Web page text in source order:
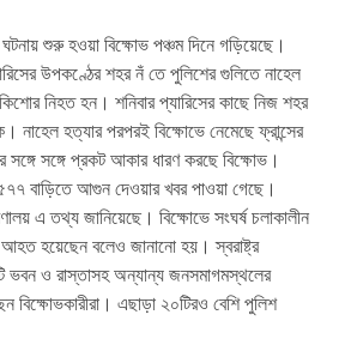
শুরু হওয়া বিক্ষোভ পঞ্চম দিনে গড়িয়েছে।
উপকণ্ঠের শহর নঁ তে পুলিশের গুলিতে নাহেল
নিহত হন। শনিবার প্যারিসের কাছে নিজ শহর
নাহেল হত্যার পরপরই বিক্ষোভে নেমেছে ফ্রান্সের
সঙ্গে প্রকট আকার ধারণ করছে বিক্ষোভ।
বাড়িতে আগুন দেওয়ার খবর পাওয়া গেছে।
এ তথ্য জানিয়েছে। বিক্ষোভে সংঘর্ষ চলাকালীন
হয়েছেন বলেও জানানো হয়। স্বরাষ্ট্র
ভবন ও রাস্তাসহ অন্যান্য জনসমাগমস্থলের
বিক্ষোভকারীরা। এছাড়া ২০টিরও বেশি পুলিশ